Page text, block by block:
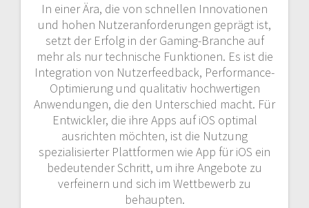
In einer Ära, die von schnellen Innovationen
und hohen Nutzeranforderungen geprägt ist,
setzt der Erfolg in der Gaming-Branche auf
mehr als nur technische Funktionen. Es ist die
Integration von Nutzerfeedback, Performance-
Optimierung und qualitativ hochwertigen
Anwendungen, die den Unterschied macht. Für
Entwickler, die ihre Apps auf iOS optimal
ausrichten möchten, ist die Nutzung
spezialisierter Plattformen wie App für iOS ein
bedeutender Schritt, um ihre Angebote zu
verfeinern und sich im Wettbewerb zu
behaupten.